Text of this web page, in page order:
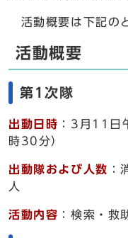
活動概要は下記の
活動概要
第1次隊
出動日時 ：3月11日
時30分）
出動隊および人数
人
活動内容 ：検索・救